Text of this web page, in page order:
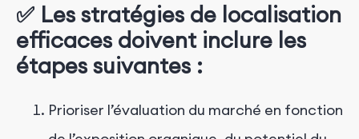
✅ Les stratégies de localisation
efficaces doivent inclure les
étapes suivantes :
Prioriser l’évaluation du marché en fonction